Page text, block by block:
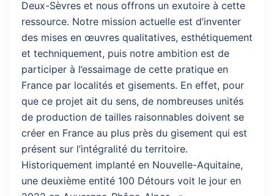
Deux-Sèvres et nous offrons un exutoire à cette
ressource. Notre mission actuelle est d’inventer
des mises en œuvres qualitatives, esthétiquement
et techniquement, puis notre ambition est de
participer à l’essaimage de cette pratique en
France par localités et gisements. En effet, pour
que ce projet ait du sens, de nombreuses unités
de production de tailles raisonnables doivent se
créer en France au plus près du gisement qui est
présent sur l’intégralité du territoire.
Historiquement implanté en Nouvelle-Aquitaine,
une deuxième entité 100 Détours voit le jour en